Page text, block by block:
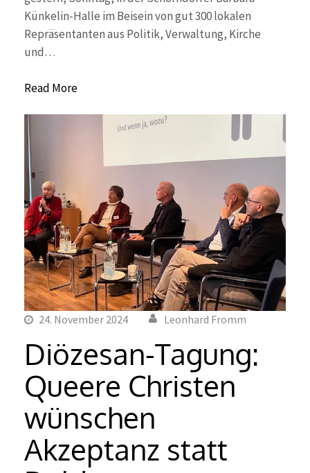
Künkelin-Halle im Beisein von gut 300 lokalen
Repräsentanten aus Politik, Verwaltung, Kirche
und…
Read More
24. November 2024 Leonhard Fromm
Diözesan-Tagung:
Queere Christen
wünschen
Akzeptanz statt